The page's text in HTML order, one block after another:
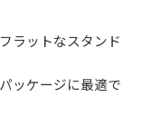
ラットなスタンド
ッケージに最適で